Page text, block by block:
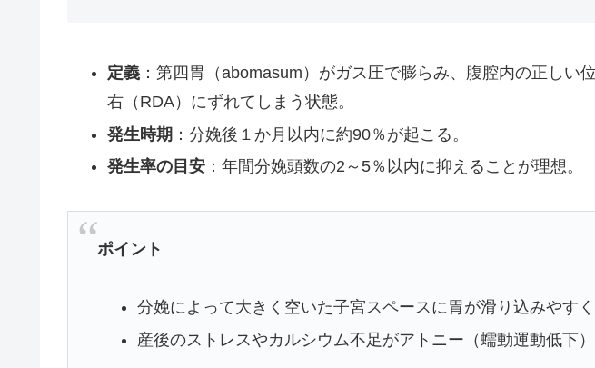
定義：第四胃（abomasum）がガス圧で膨らみ、腹腔内の正しい
右（RDA）にずれてしまう状態。
発生時期 ：分娩後１か月以内に約90％が起こる。
発生率の目安：年間分娩頭数の2～5％以内に抑えることが理想。
ポイント
分娩によって大きく空いた子宮スペースに胃が滑り込みやす
産後のストレスやカルシウム不足がアトニー（蠕動運動低下）